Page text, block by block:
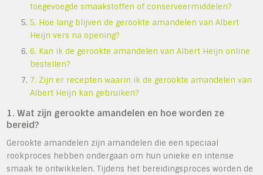
toegevoegde smaakstoffen of conserveermiddelen?
5. Hoe lang blijven de gerookte amandelen van Albert
Heijn vers na opening?
6. Kan ik de gerookte amandelen van Albert Heijn online
bestellen?
7. Zijn er recepten waarin ik de gerookte amandelen van
Albert Heijn kan gebruiken?
1. Wat zijn gerookte amandelen en hoe worden ze
bereid?
Gerookte amandelen zijn amandelen die een speciaal
rookproces hebben ondergaan om hun unieke en intense
smaak te ontwikkelen. Tijdens het bereidingsproces worden de